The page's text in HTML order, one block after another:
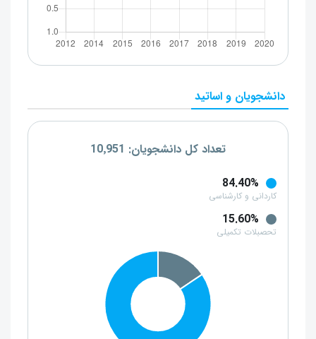
دانشجویان و اساتید
تعداد کل دانشجویان: 10٬951
84.40%
کاردانی و کارشناسی
15.60%
تحصبلات تکمیلی